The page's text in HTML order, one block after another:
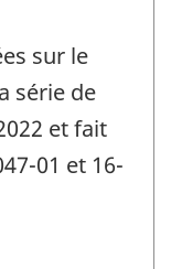
sur le
série de
et fait
01 et 16-